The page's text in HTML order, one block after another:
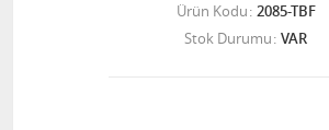
Ürün Kodu 2085-TBF
Stok Durumu VAR